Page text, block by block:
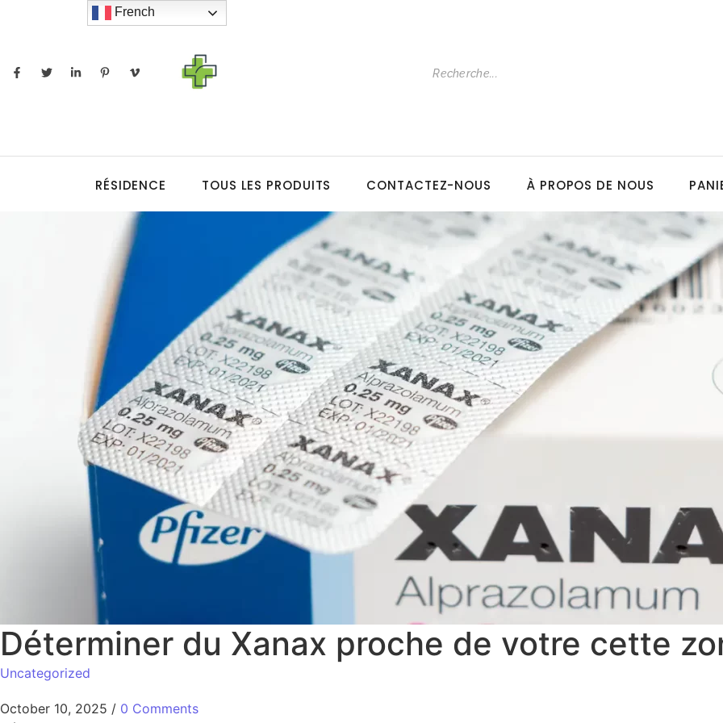
RÉSIDENCE TOUS LES PRODUITS CONTACTEZ-NOUS À PROPOS DE NOUS
Déterminer du Xanax proche de votre cette
Uncategorized
October 10, 2025 / 0 Comments
French